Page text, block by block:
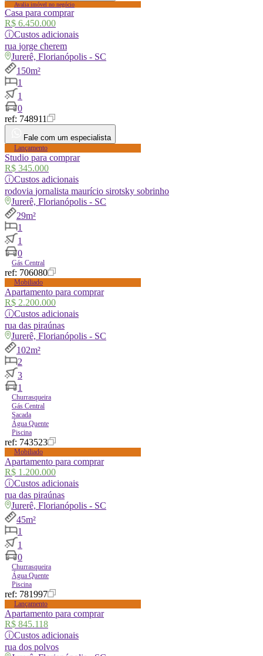
Avalia imóvel no negócio
Casa para comprar
R$ 6.450.000
ⓘCustos adicionais
rua jorge cherem
Jurerê, Florianópolis - SC
150m²
1
1
0
ref: 748911
Fale com um especialista
Lançamento
Studio para comprar
R$ 345.000
ⓘCustos adicionais
rodovia jornalista maurício sirotsky sobrinho
Jurerê, Florianópolis - SC
29m²
1
1
0
Gás Central
ref: 706080
Mobiliado
Apartamento para comprar
R$ 2.200.000
ⓘCustos adicionais
rua das piraúnas
Jurerê, Florianópolis - SC
102m²
2
3
1
Churrasqueira
Gás Central
Sacada
Água Quente
Piscina
ref: 743523
Mobiliado
Apartamento para comprar
R$ 1.200.000
ⓘCustos adicionais
rua das piraúnas
Jurerê, Florianópolis - SC
45m²
1
1
0
Churrasqueira
Água Quente
Piscina
ref: 781997
Lançamento
Apartamento para comprar
R$ 845.118
ⓘCustos adicionais
rua dos polvos